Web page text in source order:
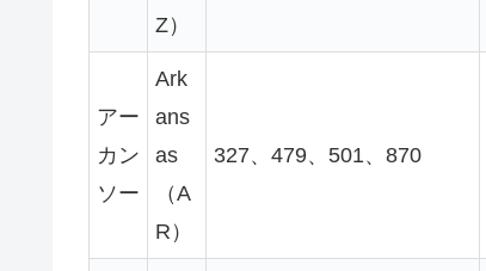
Z）
アー
カン
ソー
Ark
ans
as
（A
R）
327、479、501、870